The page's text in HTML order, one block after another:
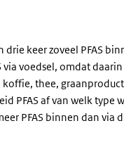
keer zoveel PFAS
voedsel, omdat
koffie, thee,
PFAS af van welk type
PFAS binnen dan via